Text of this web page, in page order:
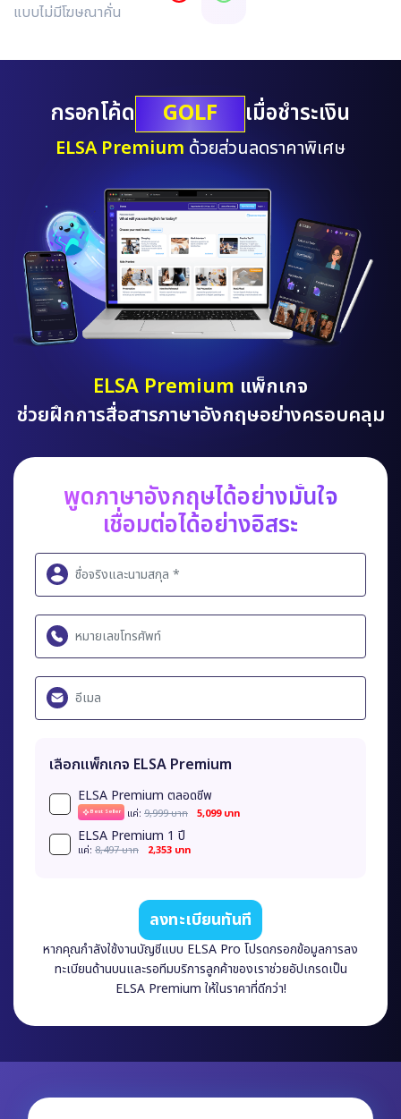
แบบไม่มีโฆษณาคั่น
กรอกโค้ด GOLF เมื่อชำระเงิน
ELSA Premium ด้วยส่วนลดราคาพิเศษ
ELSA Premium แพ็กเกจ
ช่วยฝึกการสื่อสารภาษาอังกฤษอย่างครอบคลุม
พูดภาษาอังกฤษได้อย่างมั่นใจ
เชื่อมต่อได้อย่างอิสระ
เลือกแพ็กเกจ ELSA Premium
ELSA Premium ตลอดชีพ
Best Seller เเค่: 9,999 บาท 5,099 บาท
ELSA Premium 1 ปี
เเค่: 8,497 บาท 2,353 บาท
ลงทะเบียนทันที
หากคุณกำลังใช้งานบัญชีแบบ ELSA Pro โปรดกรอกข้อมูลการลง
ทะเบียนด้านบนและรอทีมบริการลูกค้าของเราช่วยอัปเกรดเป็น
ELSA Premium ให้ในราคาที่ดีกว่า!